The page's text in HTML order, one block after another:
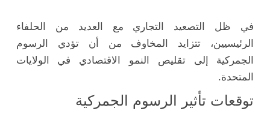
في ظل التصعيد التجاري مع العديد من الحلفاء
الرئيسيين، تتزايد المخاوف من أن تؤدي الرسوم
الجمركية إلى تقليص النمو الاقتصادي في الولايات
المتحدة.
توقعات تأثير الرسوم الجمركية